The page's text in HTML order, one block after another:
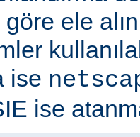
göre ele
ise
ise